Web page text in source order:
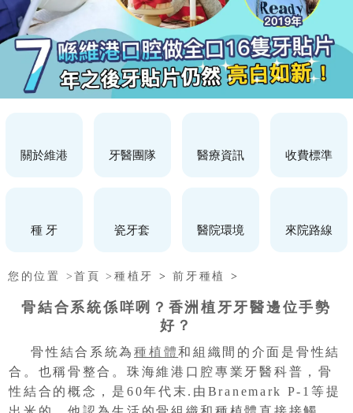
關於維港 牙醫團隊 醫療資訊 收費標準
種 牙 瓷牙套 醫院環境 來院路線
您的位置 >首頁 >種植牙 >前牙種植 >
骨結合系統係咩咧？香洲植牙牙醫邊位手勢
好？
骨性結合系統為種植體和組織間的介面是骨性結
合。也稱骨整合。珠海維港口腔專業牙醫科普，骨
性結合的概念，是60年代末.由Branemark P-1等提